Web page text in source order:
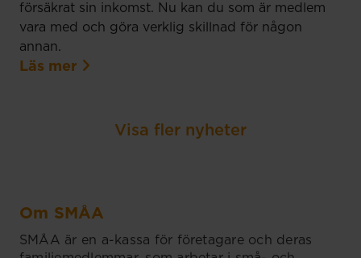
försäkrat sin inkomst. Nu kan du som är medlem
vara med och göra verklig skillnad för någon
annan.
Läs mer
Visa fler nyheter
Om SMÅA
SMÅA är en a-kassa för företagare och deras